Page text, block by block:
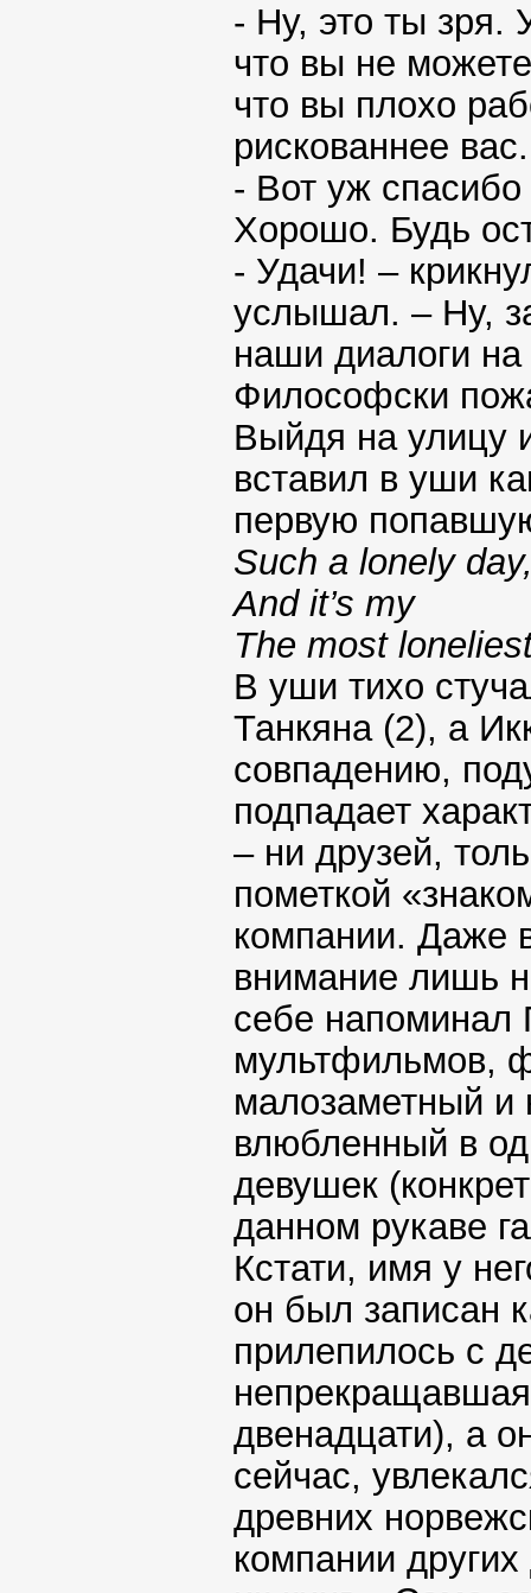
- Ну, это ты зря.
что вы не
что вы плохо
рискованнее вас.
- Вот уж
Хорошо. Будь
- Удачи! –
услышал. – Ну,
наши диалоги
Философски
Выйдя на улицу
вставил в уши
первую
Such a lonely
And it’s my
The most
В уши тихо
Танкяна (2), а
совпадению,
подпадает
– ни друзей,
пометкой
компании. Даже
внимание лишь
себе напоминал
мультфильмов,
малозаметный и
влюбленный в
девушек
данном рукаве
Кстати, имя у
он был записан
прилепилось с
двенадцати), а
сейчас,
древних
компании